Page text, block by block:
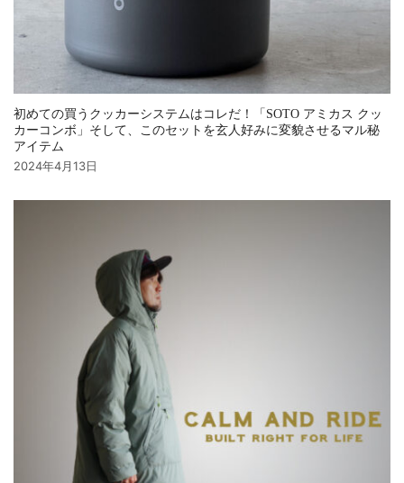
初めての買うクッカーシステムはコレだ！「SOTO アミカス クッ
カーコンボ」そして、このセットを玄人好みに変貌させるマル秘
アイテム
2024年4月13日